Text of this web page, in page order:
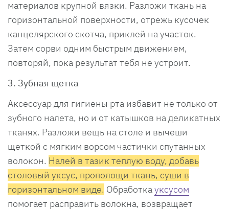
материалов крупной вязки. Разложи ткань на
горизонтальной поверхности, отрежь кусочек
канцелярского скотча, приклей на участок.
Затем сорви одним быстрым движением,
повторяй, пока результат тебя не устроит.
3. Зубная щетка
Аксессуар для гигиены рта избавит не только от
зубного налета, но и от катышков на деликатных
тканях. Разложи вещь на столе и вычеши
щеткой с мягким ворсом частички спутанных
волокон. Налей в тазик теплую воду, добавь
столовый уксус, прополощи ткань, суши в
горизонтальном виде. Обработкауксусом
помогает расправить волокна, возвращает